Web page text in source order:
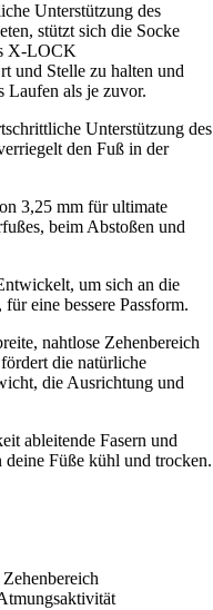
Unterstützung des
stützt sich die Socke
X-LOCK
und Stelle zu halten und
Laufen als je zuvor.
Unterstützung des
den Fuß in der
3,25 mm für ultimate
beim Abstoßen und
um sich an die
eine bessere Passform.
nahtlose Zehenbereich
die natürliche
die Ausrichtung und
ableitende Fasern und
Füße kühl und trocken.